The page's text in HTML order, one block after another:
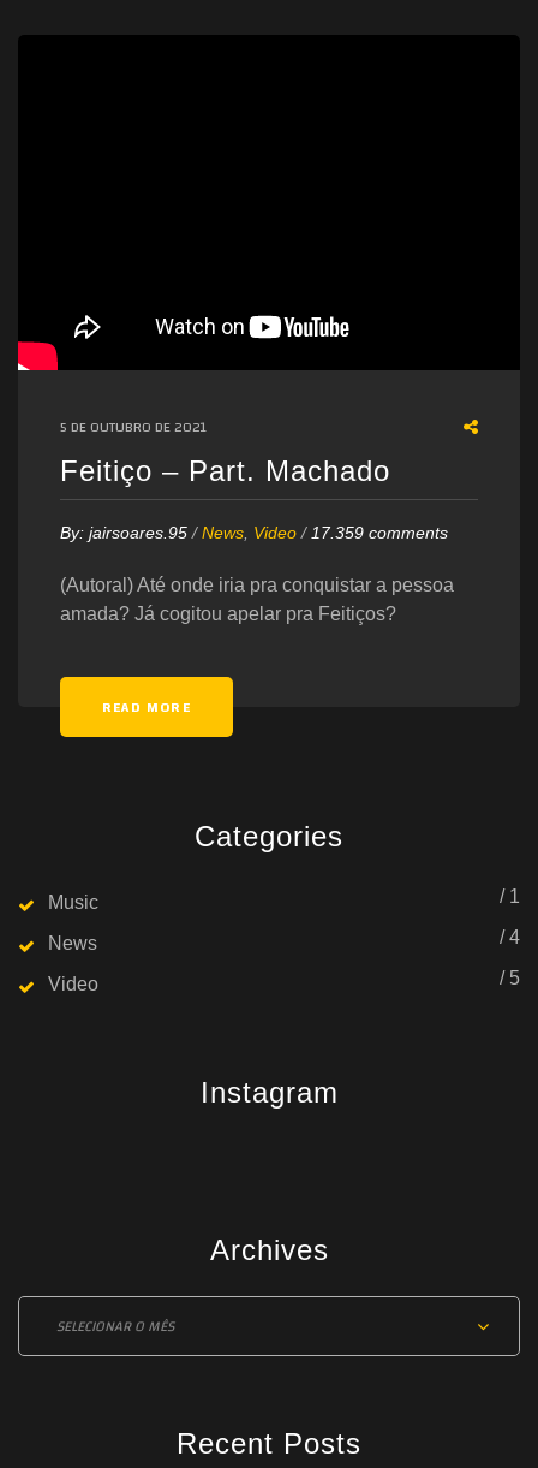
5 DE OUTUBRO DE 2021
Feitiço – Part. Machado
By: jairsoares.95 /News Video / 17.359 comments
(Autoral) Até onde iria pra conquistar a pessoa
amada? Já cogitou apelar pra Feitiços?
READ MORE
Categories
Music / 1
News / 4
Video / 5
Instagram
Archives
Recent Posts